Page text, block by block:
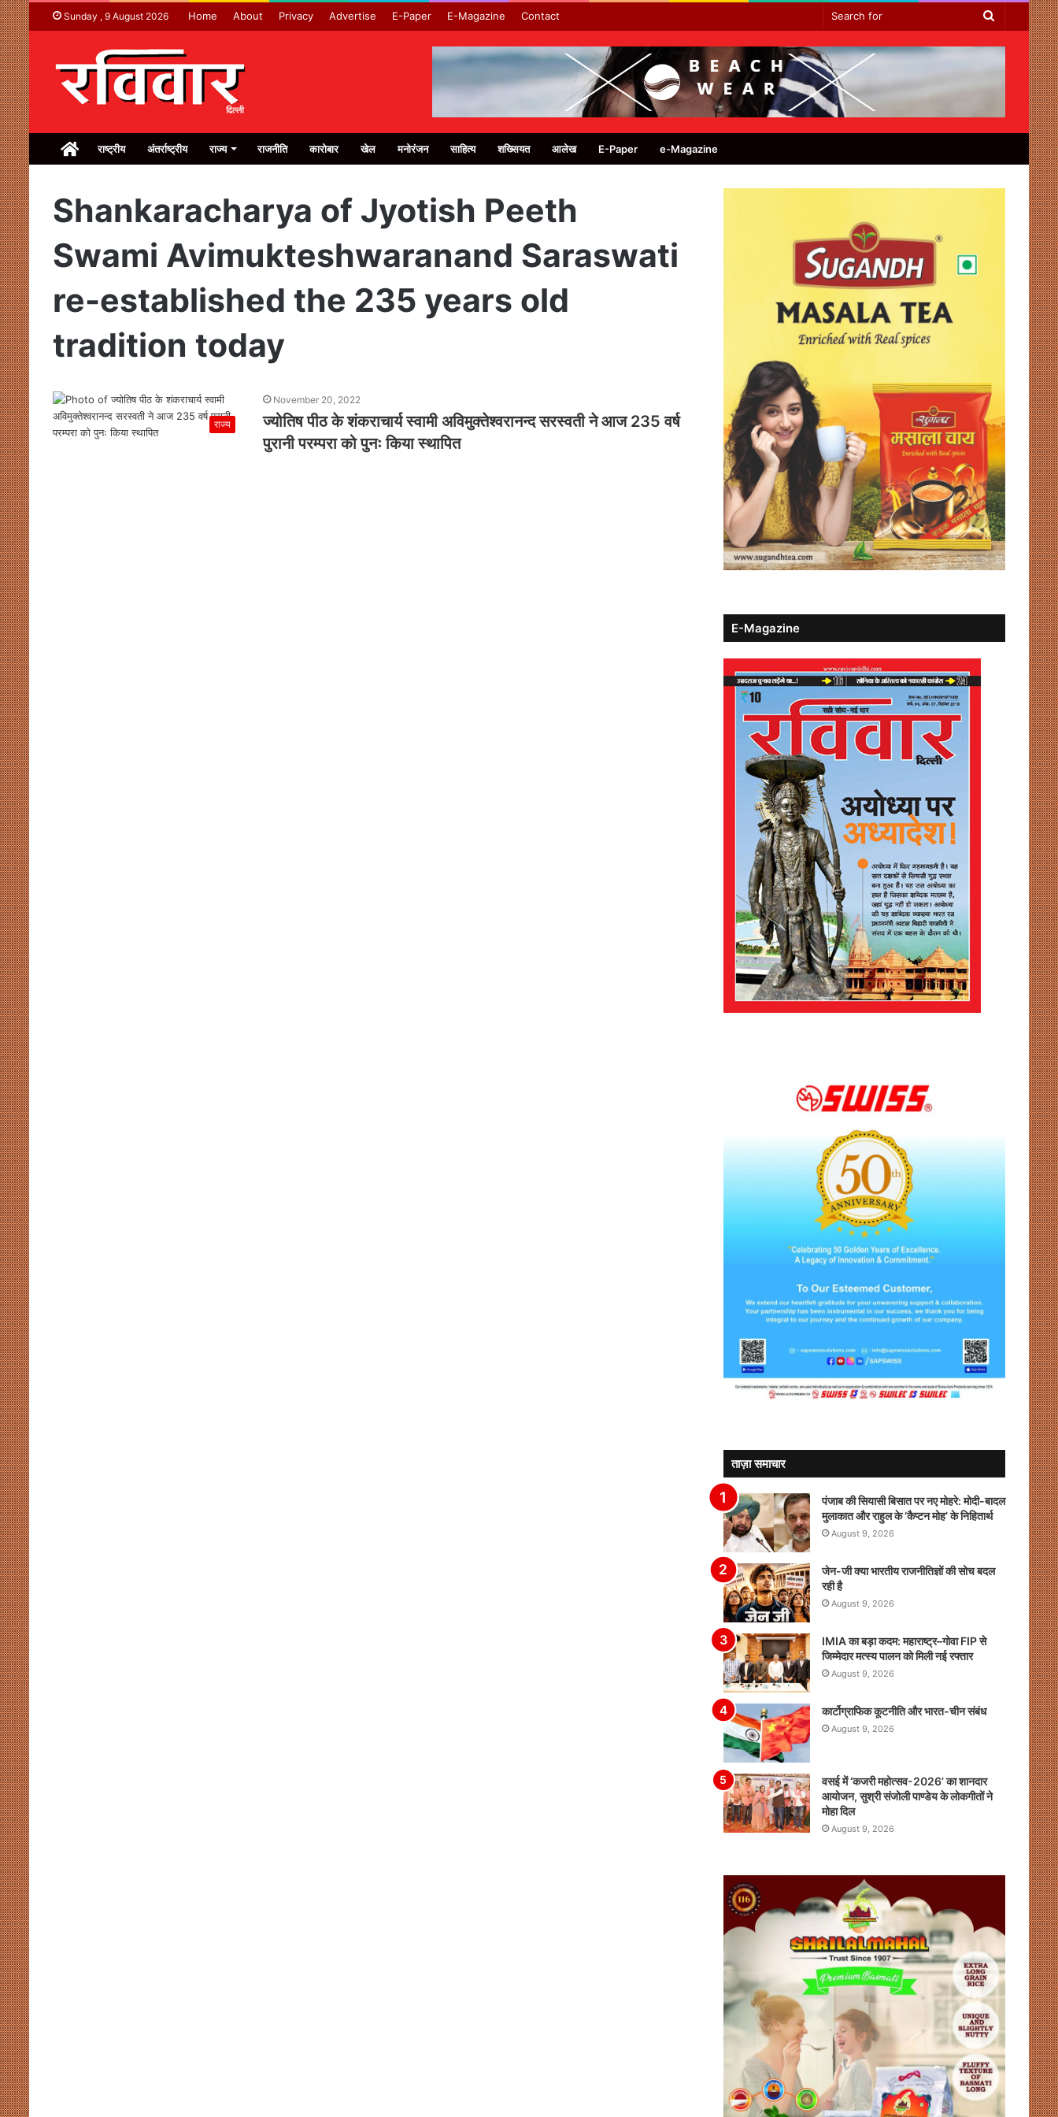
Sunday , 9 August 2026 Home About Privacy Advertise E-Paper E-Magazine Contact
Search
for
Homeराष्ट्रीय अंतर्राष्ट्रीय राज्य राजनीति कारोबार खेल मनोरंजन साहित्य शख्सियत आलेख E-Paper e-Magazine
Shankaracharya of Jyotish Peeth
Swami Avimukteshwaranand Saraswati
re-established the 235 years old
tradition today
राज्य
November 20, 2022
ज्योतिष पीठ के शंकराचार्य स्वामी अविमुक्तेश्वरानन्द सरस्वती ने आज 235 वर्ष
पुरानी परम्परा को पुनः किया स्थापित
E-Magazine
ताज़ा समाचार
पंजाब की सियासी बिसात पर नए मोहरे: मोदी-बादल
मुलाकात और राहुल के ‘कैप्टन मोह’ के निहितार्थ
August 9, 2026
जेन-जी क्या भारतीय राजनीतिज्ञों की सोच बदल
रही है
August 9, 2026
IMIA का बड़ा कदम: महाराष्ट्र–गोवा FIP से
जिम्मेदार मत्स्य पालन को मिली नई रफ्तार
August 9, 2026
कार्टोग्राफिक कूटनीति और भारत-चीन संबंध
August 9, 2026
वसई में ‘कजरी महोत्सव-2026’ का शानदार
आयोजन, सुश्री संजोली पाण्डेय के लोकगीतों ने
मोहा दिल
August 9, 2026